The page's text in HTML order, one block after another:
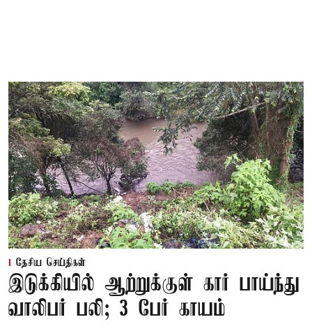
தேசிய செய்திகள்
இடுக்கியில் ஆற்றுக்குள் கார் பாய்ந்து
வாலிபர் பலி; 3 பேர் காயம்